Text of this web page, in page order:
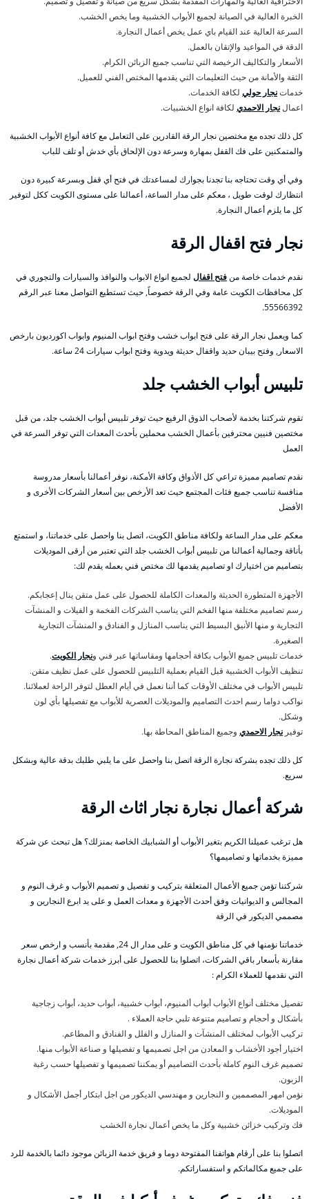
الخبرة العالية في الصيانة لجميع الأبواب الخشبية وما يخص الخشب.
السرعة العالية عند القيام باي عمل يخص أعمال النجارة.
الدقة في المواعيد والإتقان بالعمل.
الأسعار والتكاليف الرخيصة التي تناسب جميع الزبائن الكرام.
الثقة والأمانة من حيث التعليمات التي يقدمها المختص الفني للعميل.
خدماتنجار حولي لكافة الخدمات.
اعمالنجار الاحمدي لكافة انواع الخشبيات.
كل ذلك تجده مع مختصين نجار الرقة القادرين على التعامل مع كافة أنواع الأبواب الخشبية
والمتمكنين على فك القفل بمهارة وسرعة دون الإلحاق بأي خدش أو تلف للباب
وفي أي وقت تحتاجه بنا تجدنا بجوارك لمساعدتك في فتح أي قفل وبسرعة كبيرة دون
انتظارك لوقت طويل ، معكم على مدار الساعة، أعمالنا على مستوى الكويت ككل لتوفير
كل ما يلزم أعمال النجارة.
نجار فتح اقفال الرقة
نقدم خدمات خاصة منفتح اقفال لجميع انواع الابواب والنوافذ والسيارات والتجوري في
كل محافظات الكويت عامة وفي الرقة خصوصاً, حيث تستطيع التواصل معنا عبر الرقم
55566392.
كما ويعمل نجار الرقة على فتح ابواب خشب وفتح ابواب المنيوم وابواب اكورديون بارخص
الاسعار, وفتح بيبان حديد واقفال حديثة ويدوية وفتح ابواب سيارات 24 ساعة.
تلبيس أبواب الخشب جلد
تقوم شركتنا بخدمة لأصحاب الذوق الرفيع حيث توفر تلبيس أبواب الخشب جلد، من قبل
مختصين فنيين محترفين بأعمال الخشب محملين بأحدث المعدات التي توفر السرعة في
العمل
نقدم تصاميم مميزة تراعي كل الأذواق وكافة الأمكنة، نوفر أعمالنا بأسعار مدروسة
منافسة تناسب جميع فئات المجتمع حيث تعد الأرخص بين أسعار الشركات الأخرى و
الأفضل
معكم على مدار الساعة ولكافة مناطق الكويت، اتصل بنا واحصل على خدماتنا، و استمتع
بأناقة وجمالية أعمالنا من تلبيس أبواب الخشب جلد التي تعتبر من أرقى الموديلات
بتصاميم من اختيارك او تصاميم يقدمها لك مختص فني بعمله يقدم لك:
الأجهزة المتطورة الحديثة والمعدات الكاملة للحصول على عمل متقن ينال إعجابكم.
رسم تصاميم مختلفة منها الفخم التي يناسب الشركات الفخمة و الفيلات و المنشآت
التجارية و منها الأنيق البسيط التي يناسب المنازل و الفنادق و المنشآت التجارية
الصغيرة.
خدمات تلبيس جميع الأبواب بكافة أحجامها ومقاساتها عبر فني ونجار الكويت.
تنظيف الأبواب الخشبية قبل القيام بعملية التلبيس للحصول على عمل نظيف متقن.
تلبيس الأبواب في مختلف الأوقات كما أننا نعمل في أيام العطل لتوفر الراحة لعملائنا.
نواكب دواما رسم احدث التصاميم والموديلات العصرية للأبواب مع تفصيلها بأي لون
وشكل.
توفير نجار الاحمدي وجميع المناطق المحاطة بها.
كل ذلك تجده بشركة نجارة الرقة اتصل بنا واحصل على ما يلبي طلبك بدقة عالية وبشكل
سريع.
شركة أعمال نجارة نجار اثاث الرقة
هل ترغب عميلنا الكريم بتغير الأبواب أو الشبابيك الخاصة بمنزلك؟ هل تبحث عن شركة
مميزة بخدماتها و تصاميمها؟
شركتنا تؤمن جميع الأعمال المتعلقة بتركيب و تفصيل و تصميم الأبواب و غرف النوم و
المجالس و الديوانيات وفق أحدث الأجهزة و معدات العمل و على يد ابرع النجارين و
مصممي الديكور في الرقة
خدماتنا نؤمنها في كل مناطق الكويت و على مدار ال 24, مقدمة بأنسب و ارخص سعر
مقارنة بأسعار باقي الشركات، اتصلوا بنا للحصول على أبرز خدمات شركة أعمال نجارة
التي نقدمها للعملاء الكرام :
تفصيل مختلف أنواع الأبواب أبواب ألمنيوم، أبواب خشبية، أبواب حديد، أبواب زجاجية
بأشكال و أحجام و تصاميم متنوعة تلبي حاجة العملاء .
تركيب الأبواب لمختلف المنشآت و المنازل و الفلل و الفنادق و المطاعم.
اختيار أجود الأخشاب و المعادن من اجل تصميمها و تفصيلها و صناعة الأبواب منها.
تصميم غرف النوم كاملة بأحدث التصاميم أو يمكننا تصميمها و تفصيلها حسب رغبة
الزبون.
نؤمن امهر المصممين و النجارين و مهندسي الديكور من اجل ابتكار أجمل الأشكال و
الموديلات.
فك وتركيب خزائن خشبية وكل ما يخص أعمال نجارة الخشب
اتصلوا بنا على أرقام هواتفنا المفتوحة دوما و فريق خدمة الزبائن موجود دائما بالخدمة للرد
على جميع مكالماتكم و استفساراتكم.